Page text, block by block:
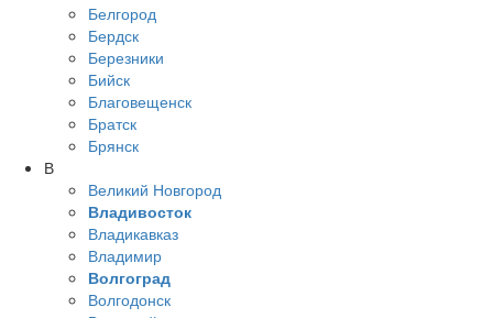
Белгород
Бердск
Березники
Бийск
Благовещенск
Братск
Брянск
В
Великий Новгород
Владивосток
Владикавказ
Владимир
Волгоград
Волгодонск